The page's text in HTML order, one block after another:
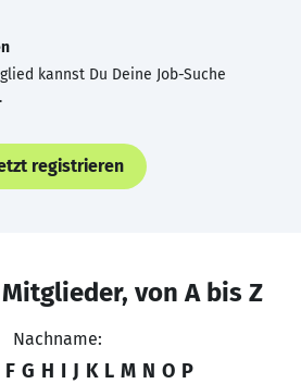
kannst Du Deine Job-Suche
registrieren
Mitglieder, von A bis Z
Nachname:
F G H I J K L M N O P